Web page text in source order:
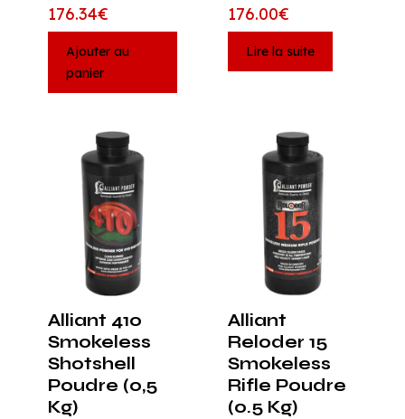
176.34€
Ajouter au
panier
176.00€
Lire la suite
Alliant 410
Smokeless
Shotshell
Poudre (0,5
Kg)
Alliant
Reloder 15
Smokeless
Rifle Poudre
(0.5 Kg)